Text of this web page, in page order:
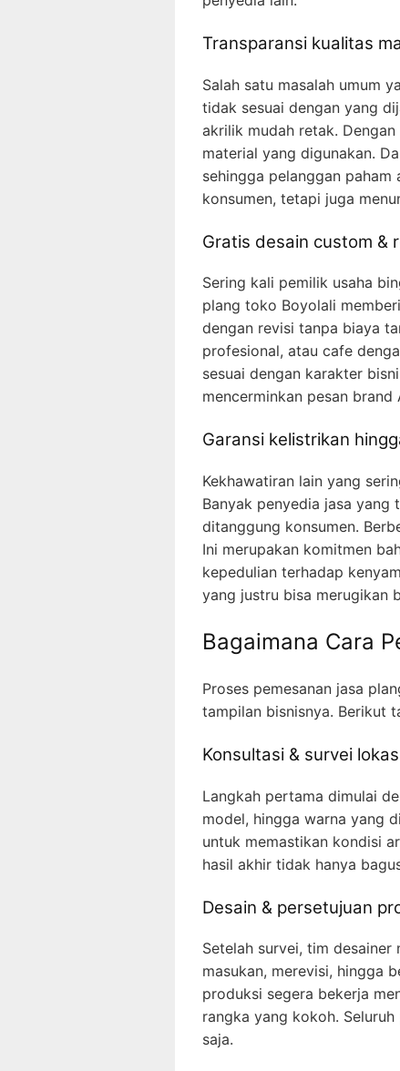
Transparansi kualitas
Salah satu masalah umum
tidak sesuai dengan yang
akrilik mudah retak.
material yang digunakan.
sehingga pelanggan
konsumen, tetapi juga
Gratis desain custom &
Sering kali pemilik usaha
plang toko Boyolali
dengan revisi tanpa biaya
profesional, atau cafe
sesuai dengan karakter
mencerminkan pesan
Garansi kelistrikan
Kekhawatiran lain yang
Banyak penyedia jasa yang
ditanggung konsumen.
Ini merupakan komitmen
kepedulian terhadap
yang justru bisa merugikan
Bagaimana Cara
Proses pemesanan jasa
tampilan bisnisnya. Berikut
Konsultasi & survei
Langkah pertama dimulai
model, hingga warna yang
untuk memastikan kondisi
hasil akhir tidak hanya
Desain & persetujuan
Setelah survei, tim
masukan, merevisi, hingga
produksi segera bekerja
rangka yang kokoh.
saja.